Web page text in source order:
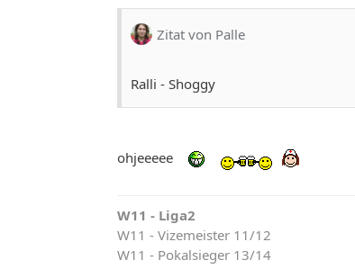
Zitat von Palle
Ralli - Shoggy
ohjeeeee
W11 - Liga2
W11 - Vizemeister 11/12
W11 - Pokalsieger 13/14